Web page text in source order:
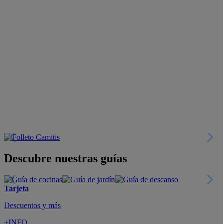
Descubre nuestras guías
Tarjeta
Descuentos y más
+INFO